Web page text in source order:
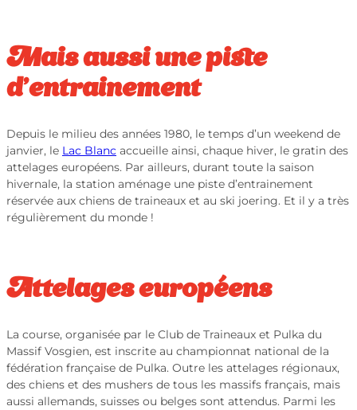
Mais aussi une piste
d’entrainement
Depuis le milieu des années 1980, le temps d’un weekend de
janvier, le Lac Blanc accueille ainsi, chaque hiver, le gratin des
attelages européens. Par ailleurs, durant toute la saison
hivernale, la station aménage une piste d’entrainement
réservée aux chiens de traineaux et au ski joering. Et il y a très
régulièrement du monde !
Attelages européens
La course, organisée par le Club de Traineaux et Pulka du
Massif Vosgien, est inscrite au championnat national de la
fédération française de Pulka. Outre les attelages régionaux,
des chiens et des mushers de tous les massifs français, mais
aussi allemands, suisses ou belges sont attendus. Parmi les